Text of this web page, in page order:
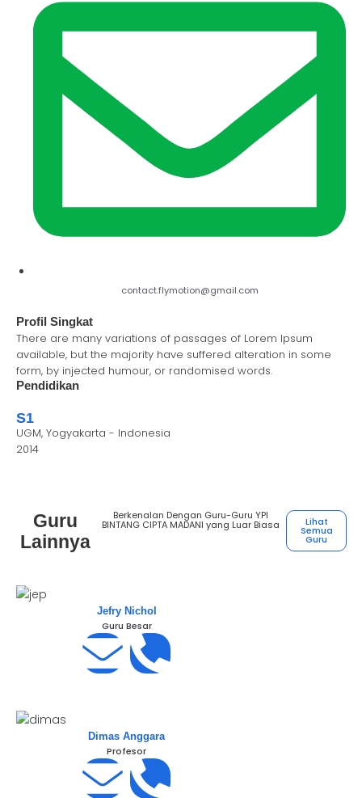
contact.flymotion@gmail.com
Profil Singkat
There are many variations of passages of Lorem Ipsum
available, but the majority have suffered alteration in some
form, by injected humour, or randomised words.
Pendidikan
S1
UGM, Yogyakarta - Indonesia
2014
Guru
Lainnya
Berkenalan Dengan Guru-Guru YPI
BINTANG CIPTA MADANI yang Luar Biasa Lihat
Semua
Guru
Jefry Nichol
Guru Besar
Dimas Anggara
Profesor